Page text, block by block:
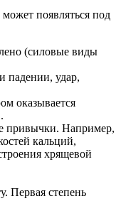
может появляться под
(силовые виды
падении, удар,
оказывается
привычки. Например,
кальций,
хрящевой
Первая степень